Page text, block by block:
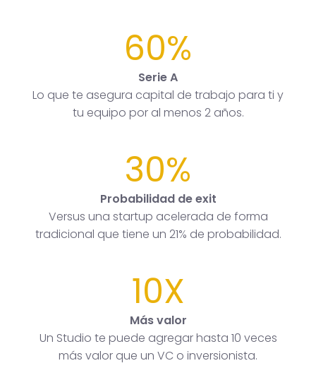
60%
Serie A
Lo que te asegura capital de trabajo para ti y
tu equipo por al menos 2 años.
30%
Probabilidad de exit
Versus una startup acelerada de forma
tradicional que tiene un 21% de probabilidad.
10X
Más valor
Un Studio te puede agregar hasta 10 veces
más valor que un VC o inversionista.